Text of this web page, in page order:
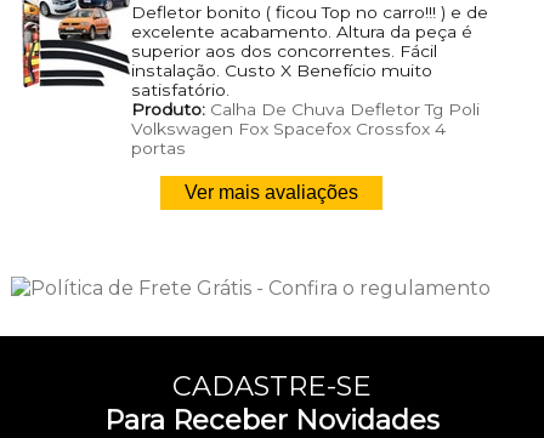
Defletor bonito ( ficou Top no carro!!! ) e de
excelente acabamento. Altura da peça é
superior aos dos concorrentes. Fácil
instalação. Custo X Benefício muito
satisfatório.
Produto:Calha De Chuva Defletor Tg Poli
Volkswagen Fox Spacefox Crossfox 4
portas
Ver mais avaliações
CADASTRE-SE
Para Receber Novidades